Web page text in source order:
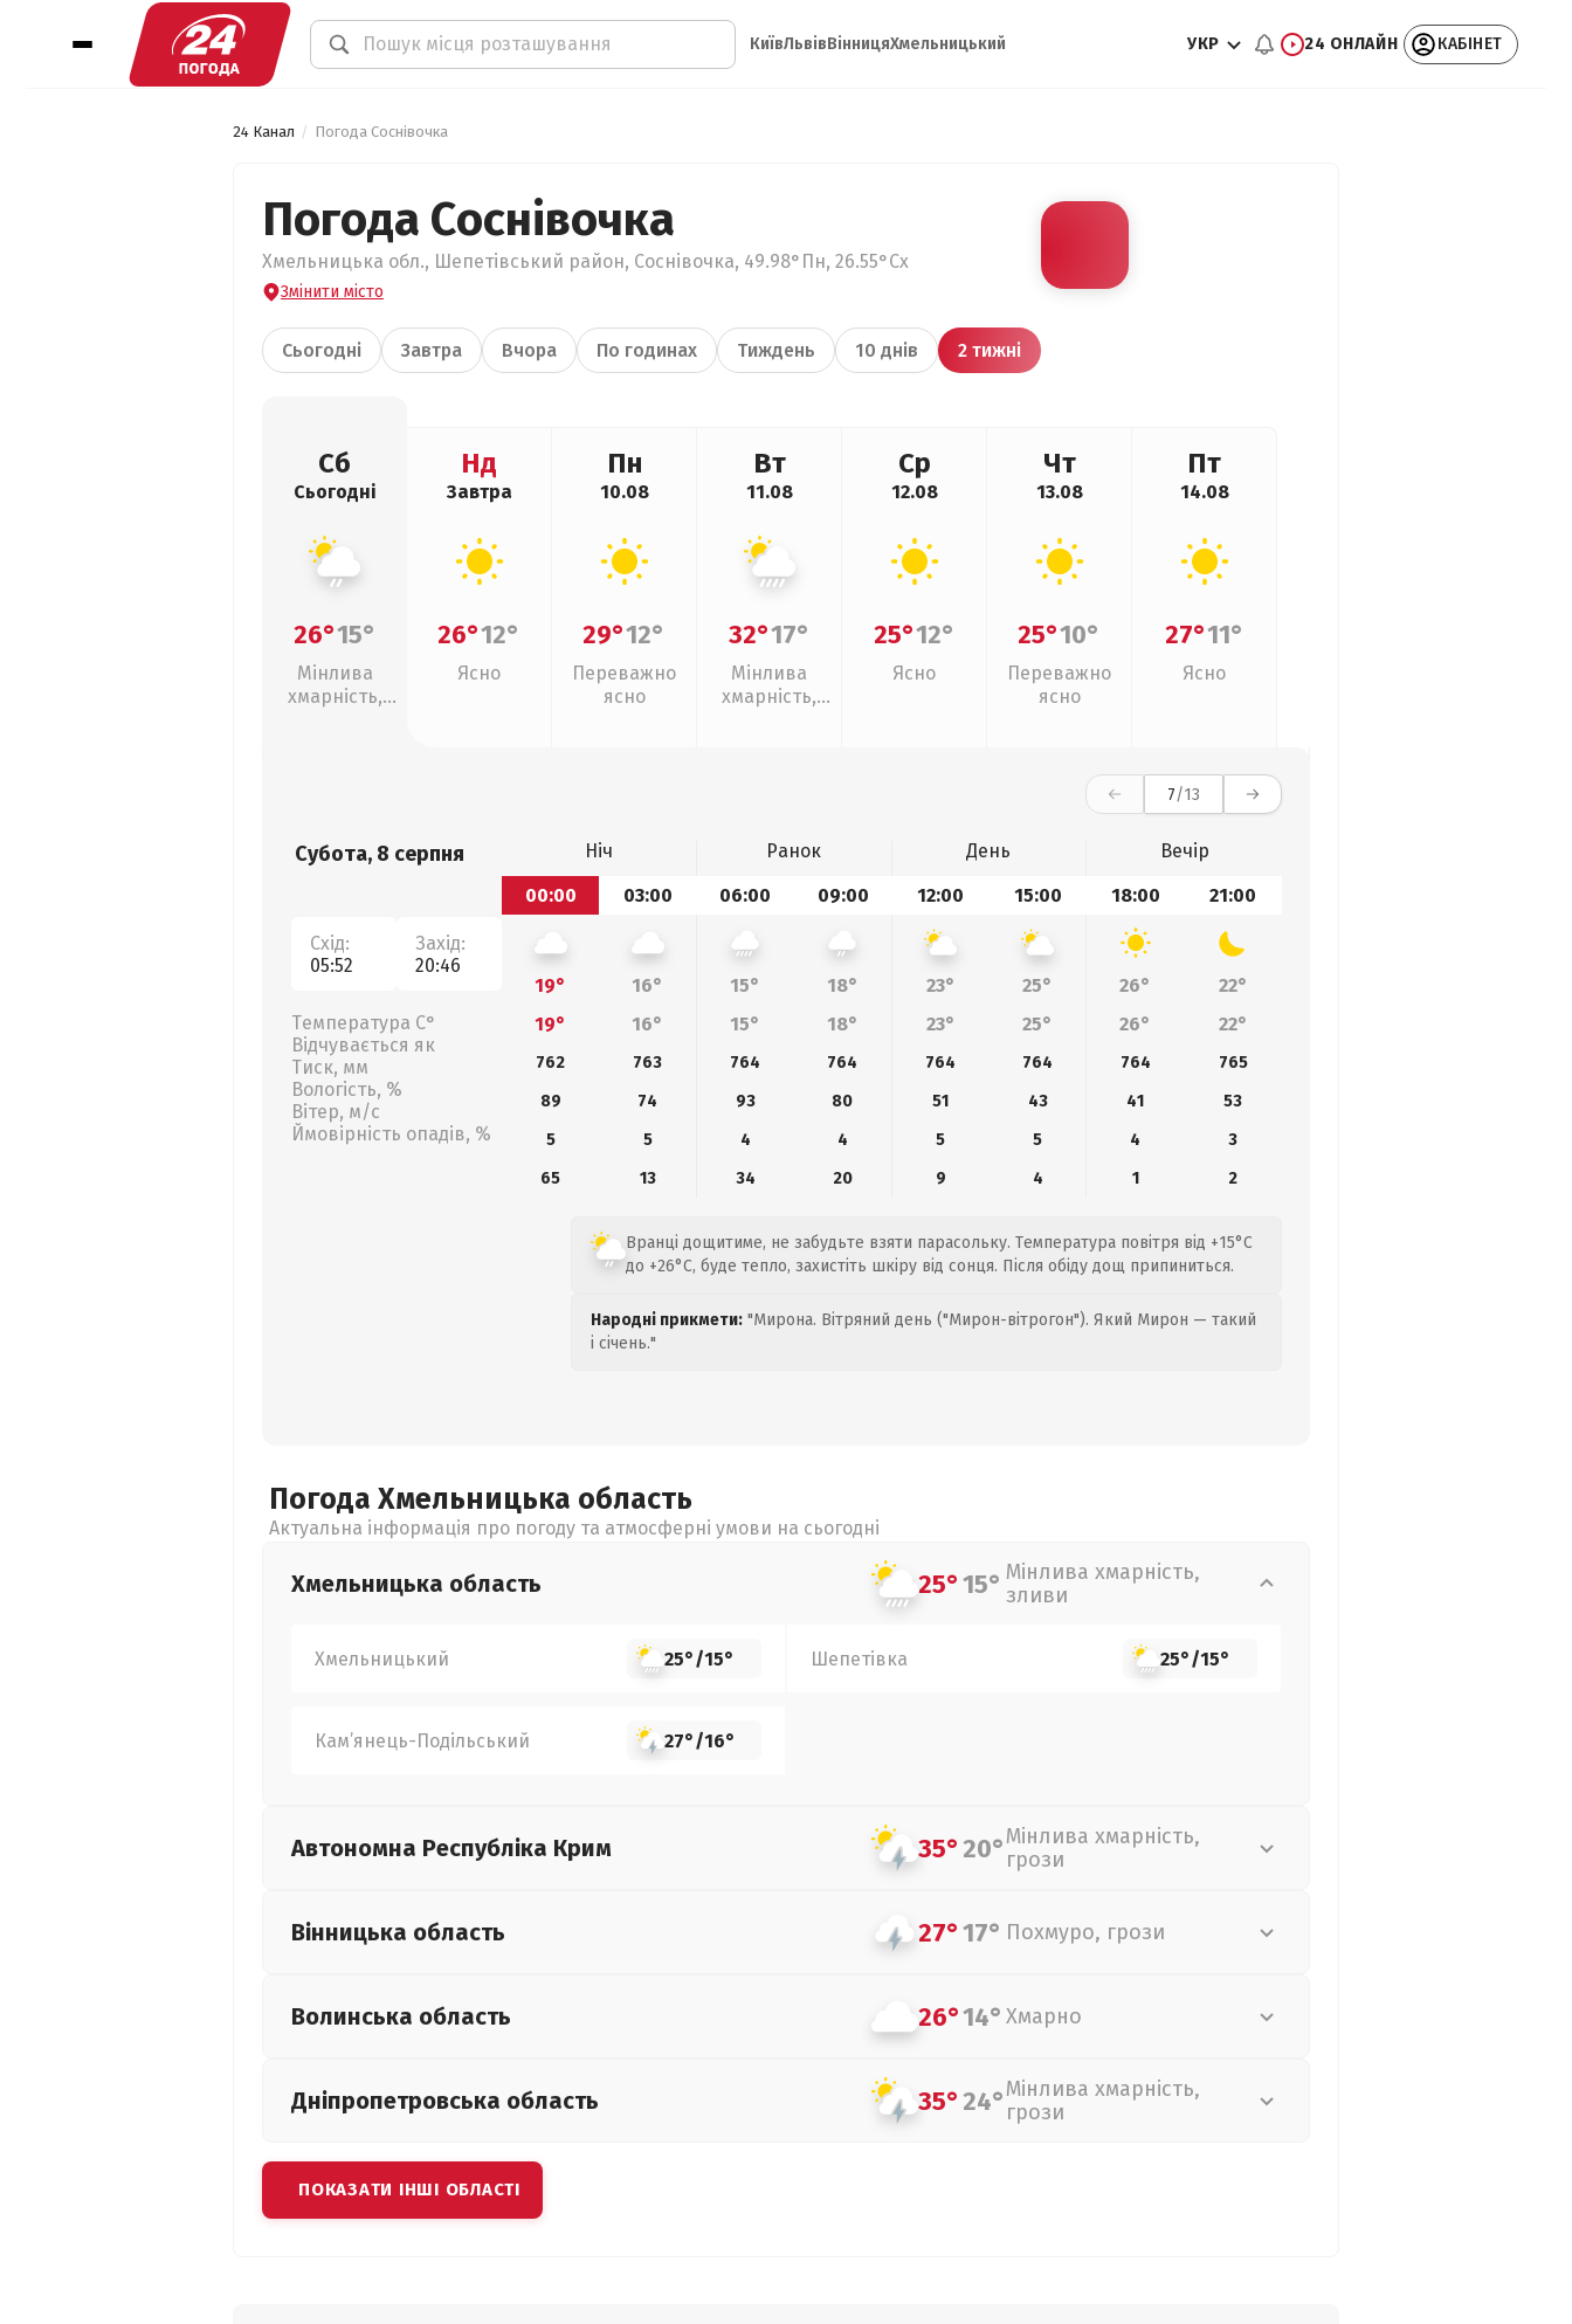
КиївЛьвівВінницяХмельницький УКР 24 ОНЛАЙН КАБІНЕТ
24 Канал Погода Соснівочка
Погода Соснівочка
Хмельницька обл., Шепетівський район, Соснівочка, 49.98°Пн, 26.55°Сх
Змінити місто
Сьогодні Завтра Вчора По годинах Тиждень 10 днів 2 тижні
Сб
Сьогодні
26°15°
Мінлива
хмарність,
Нд
Завтра
26°12°
Ясно
Пн
10.08
29°12°
Переважно
ясно
Вт
11.08
32°17°
Мінлива
хмарність,
Ср
12.08
25°12°
Ясно
Чт
13.08
25°10°
Переважно
ясно
Пт
14.08
27°11°
Ясно
7/13
Субота, 8 серпня
Схід:
05:52
Захід:
20:46
Температура С°
Відчувається як
Тиск, мм
Вологість, %
Вітер, м/с
Ймовірність опадів, %
Ніч Ранок День
Вечір
00:00
03:00 06:00 09:00 12:00 15:00 18:00 21:00
19° 16° 15° 18° 23° 25° 26°
22°
19°
16° 15° 18° 23° 25° 26° 22°
762 763 764 764 764 764 764
765
89
74 93 80 51 43 41
53
5
5 4 4 5 5 4
3
65
13 34 20 9 4 1 2
Вранці дощитиме, не забудьте взяти парасольку. Температура повітря від +15°C
до +26°C, буде тепло, захистіть шкіру від сонця. Після обіду дощ припиниться.
Народні прикмети: "Мирона. Вітряний день ("Мирон-вітрогон"). Який Мирон — такий
і січень."
Погода Хмельницька область
Актуальна інформація про погоду та атмосферні умови на сьогодні
Хмельницька область 25°15° Мінлива хмарність,
зливи
Хмельницький 25°/15° Шепетівка 25°/15°
Кам’янець-Подільський 27°/16°
Автономна Республіка Крим 35°20°Мінлива хмарність,
грози
Вінницька область 27°17° Похмуро, грози
Волинська область 26°14° Хмарно
Дніпропетровська область 35°24°Мінлива хмарність,
грози
ПОКАЗАТИ ІНШІ ОБЛАСТІ